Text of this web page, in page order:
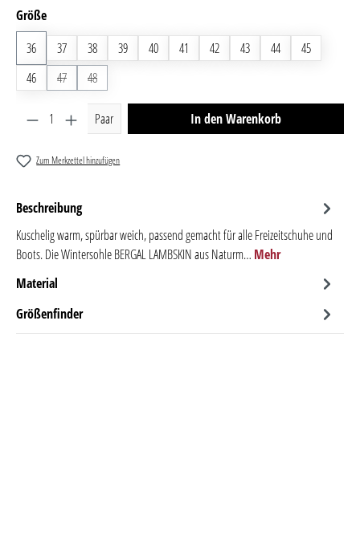
Größeauswählen
36
37 38 39 40 41 42 43 44
45
46
47(Diese Option ist zurzeit nicht verfügbar.)
48(Diese Option ist zurzeit nicht verfügbar.)
Produkt Anzahl: Gib den gewünschten Wert ein oder
Paar In den Warenkorb
Zum Merkzettel hinzufügen
Beschreibung
Kuschelig warm, spürbar weich, passend gemacht für alle Freizeitschuhe und
Boots. Die Wintersohle BERGAL LAMBSKIN aus Naturm… Mehr
Material
Größenfinder